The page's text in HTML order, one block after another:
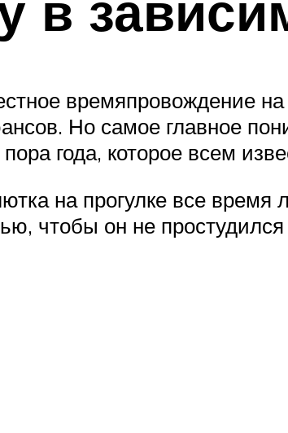
времяпровождение
Но самое главное
года, которое всем
на прогулке все время
чтобы он не